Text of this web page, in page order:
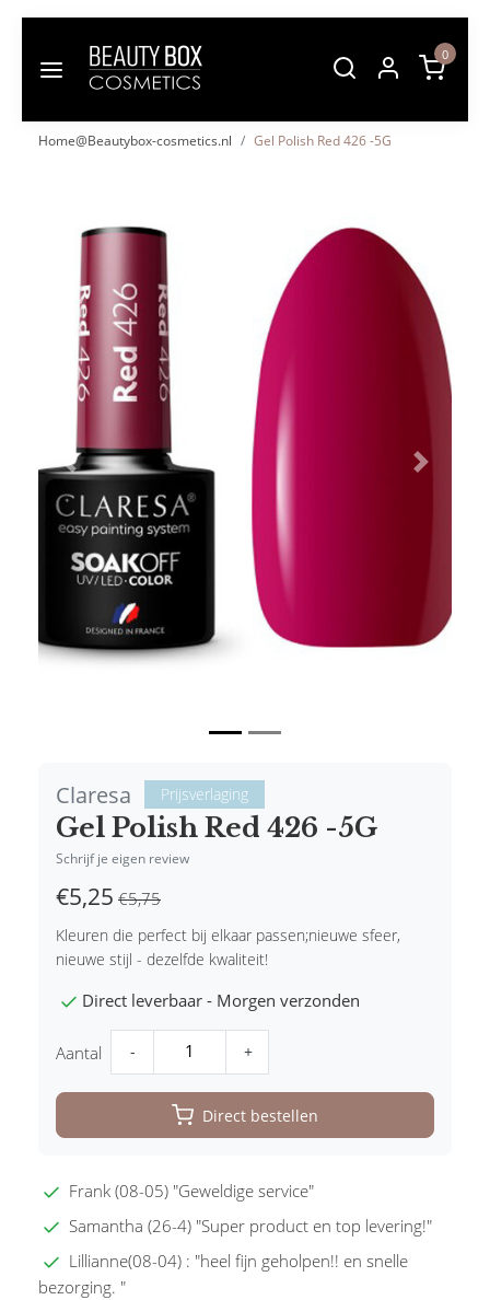
0
Home@Beautybox-cosmetics.nl Gel Polish Red 426 -5G
Vorige Volgende
Claresa Prijsverlaging
Gel Polish Red 426 -5G
Schrijf je eigen review
€5,25 €5,75
Kleuren die perfect bij elkaar passen;nieuwe sfeer,
nieuwe stijl - dezelfde kwaliteit!
Direct leverbaar - Morgen verzonden
Aantal - +
Direct bestellen
Frank (08-05) "Geweldige service"
Samantha (26-4) "Super product en top levering!"
Lillianne(08-04) : "heel fijn geholpen!! en snelle
bezorging. "